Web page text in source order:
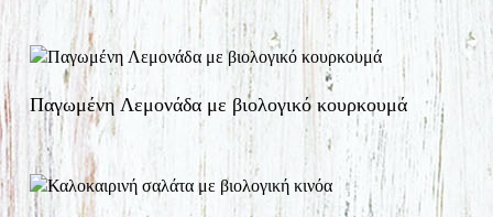
Παγωμένη Λεμονάδα με βιολογικό κουρκουμά